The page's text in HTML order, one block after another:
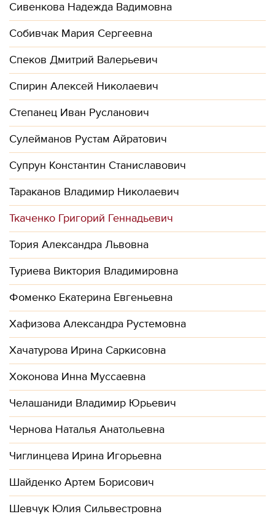
Сивенкова Надежда Вадимовна
Собивчак Мария Сергеевна
Спеков Дмитрий Валерьевич
Спирин Алексей Николаевич
Степанец Иван Русланович
Сулейманов Рустам Айратович
Супрун Константин Станиславович
Тараканов Владимир Николаевич
Ткаченко Григорий Геннадьевич
Тория Александра Львовна
Туриева Виктория Владимировна
Фоменко Екатерина Евгеньевна
Хафизова Александра Рустемовна
Хачатурова Ирина Саркисовна
Хоконова Инна Муссаевна
Челашаниди Владимир Юрьевич
Чернова Наталья Анатольевна
Чиглинцева Ирина Игорьевна
Шайденко Артем Борисович
Шевчук Юлия Сильвестровна